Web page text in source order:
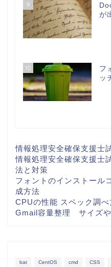
9
が
10
フ
ッ
情報処理安全確保支援士
情報処理安全確保支援
法と対策
フォントのインストー
成方法
CPUの性能 スペック調
Gmail容量整理 サイズ
bat CentOS cmd CSS